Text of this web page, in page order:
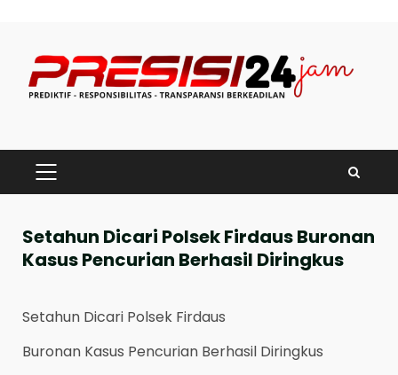
content
PRIMARY
MENU
Setahun Dicari Polsek Firdaus Buronan
Kasus Pencurian Berhasil Diringkus
Setahun Dicari Polsek Firdaus
Buronan Kasus Pencurian Berhasil Diringkus